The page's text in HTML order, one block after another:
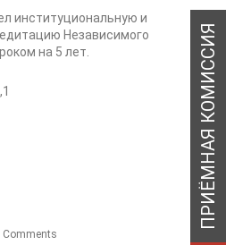
институциональную и
Независимого
на 5 лет.
Comments